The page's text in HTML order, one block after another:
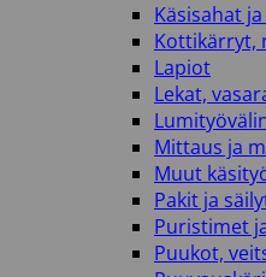
Käsisahat
Kottikärryt,
Lapiot
Lekat,
Mittaus ja
Muut
Pakit ja
Puristimet
Puukot,